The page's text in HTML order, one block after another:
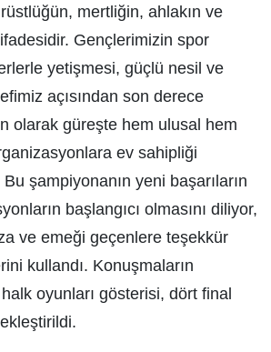
mertliğin, ahlakın ve
Gençlerimizin spor
yetişmesi, güçlü nesil ve
açısından son derece
olarak güreşte hem ulusal hem
ev sahipliği
şampiyonanın yeni başarıların
başlangıcı olmasını diliyor,
ve emeği geçenlere teşekkür
kullandı. Konuşmaların
oyunları gösterisi, dört final